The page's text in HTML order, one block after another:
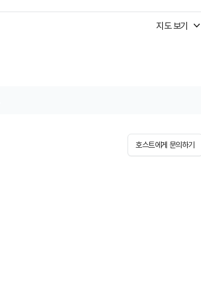
지도 보기
호스트에게 문의하기